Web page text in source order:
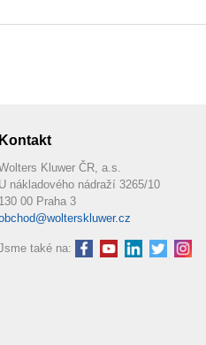
Kontakt
Kluwer ČR, a.s.
U nákladového nádraží 3265/10
130 00 Praha 3
také na: